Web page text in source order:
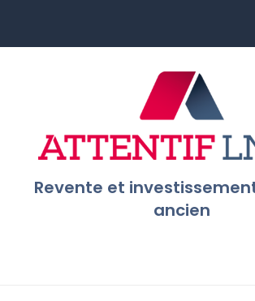
Revente et investissement
ancien